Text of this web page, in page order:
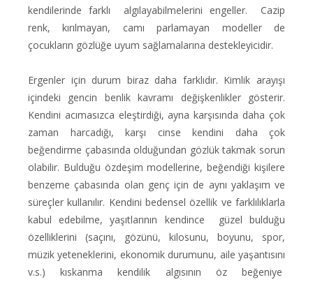
kendilerinde farklı algılayabilmelerini engeller. Cazip
renk, kırılmayan, camı parlamayan modeller de
çocukların gözlüğe uyum sağlamalarına destekleyicidir.
Ergenler için durum biraz daha farklıdır. Kimlik arayışı
içindeki gencin benlik kavramı değişkenlikler gösterir.
Kendini acımasızca eleştirdiği, ayna karşısında daha çok
zaman harcadığı, karşı cinse kendini daha çok
beğendirme çabasında olduğundan gözlük takmak sorun
olabilir. Bulduğu özdeşim modellerine, beğendiği kişilere
benzeme çabasında olan genç için de aynı yaklaşım ve
süreçler kullanılır. Kendini bedensel özellik ve farklılıklarla
kabul edebilme, yaşıtlarının kendince güzel bulduğu
özelliklerini (saçını, gözünü, kilosunu, boyunu, spor,
müzik yeteneklerini, ekonomik durumunu, aile yaşantısını
v.s.) kıskanma kendilik algısının öz beğeniye